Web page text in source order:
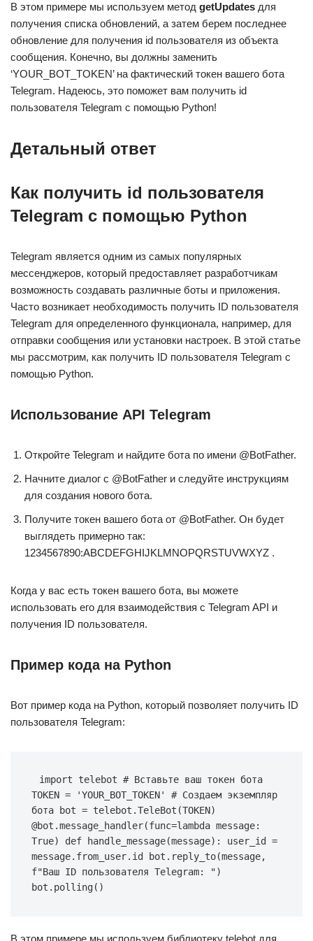
В этом примере мы используем метод getUpdates для
получения списка обновлений, а затем берем последнее
обновление для получения id пользователя из объекта
сообщения. Конечно, вы должны заменить
‘YOUR_BOT_TOKEN’ на фактический токен вашего бота
Telegram. Надеюсь, это поможет вам получить id
пользователя Telegram с помощью Python!
Детальный ответ
Как получить id пользователя
Telegram с помощью Python
Telegram является одним из самых популярных
мессенджеров, который предоставляет разработчикам
возможность создавать различные боты и приложения.
Часто возникает необходимость получить ID пользователя
Telegram для определенного функционала, например, для
отправки сообщения или установки настроек. В этой статье
мы рассмотрим, как получить ID пользователя Telegram с
помощью Python.
Использование API Telegram
Откройте Telegram и найдите бота по имени @BotFather.
Начните диалог с @BotFather и следуйте инструкциям
для создания нового бота.
Получите токен вашего бота от @BotFather. Он будет
выглядеть примерно так:
1234567890:ABCDEFGHIJKLMNOPQRSTUVWXYZ .
Когда у вас есть токен вашего бота, вы можете
использовать его для взаимодействия с Telegram API и
получения ID пользователя.
Пример кода на Python
Вот пример кода на Python, который позволяет получить ID
пользователя Telegram:
import telebot # Вставьте ваш токен бота
TOKEN = 'YOUR_BOT_TOKEN' # Создаем экземпляр
бота bot = telebot.TeleBot(TOKEN)
@bot.message_handler(func=lambda message:
True) def handle_message(message): user_id =
message.from_user.id bot.reply_to(message,
f"Ваш ID пользователя Telegram: ")
bot.polling()
В этом примере мы используем библиотеку telebot для